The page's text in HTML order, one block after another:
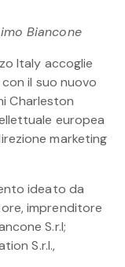
Biancone
Italy accoglie
il suo nuovo
Charleston
europea
marketing
ideato da
imprenditore
S.r.l;
S.r.l.,